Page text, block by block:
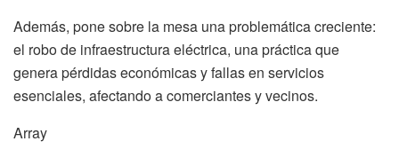
Además, pone sobre la mesa una problemática creciente:
el robo de infraestructura eléctrica, una práctica que
genera pérdidas económicas y fallas en servicios
esenciales, afectando a comerciantes y vecinos.
Array